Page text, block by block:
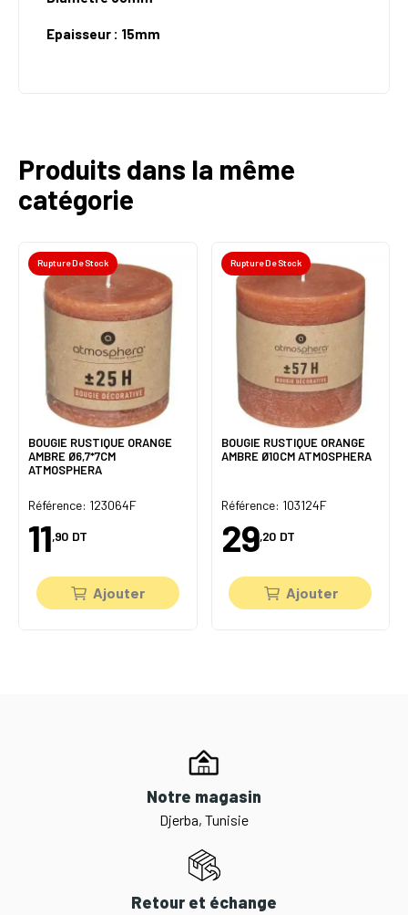
Epaisseur : 15mm
Produits dans la même
catégorie
Rupture De Stock
BOUGIE RUSTIQUE ORANGE
AMBRE Ø6,7*7CM
ATMOSPHERA
Référence: 123064F
11,90 DT
Ajouter
Rupture De Stock
BOUGIE RUSTIQUE ORANGE
AMBRE Ø10CM ATMOSPHERA
Référence: 103124F
29,20 DT
Ajouter
Notre magasin
Djerba, Tunisie
Retour et échange